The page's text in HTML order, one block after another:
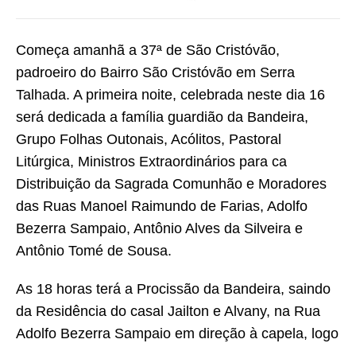
Começa amanhã a 37ª de São Cristóvão,
padroeiro do Bairro São Cristóvão em Serra
Talhada. A primeira noite, celebrada neste dia 16
será dedicada a família guardião da Bandeira,
Grupo Folhas Outonais, Acólitos, Pastoral
Litúrgica, Ministros Extraordinários para ca
Distribuição da Sagrada Comunhão e Moradores
das Ruas Manoel Raimundo de Farias, Adolfo
Bezerra Sampaio, Antônio Alves da Silveira e
Antônio Tomé de Sousa.
As 18 horas terá a Procissão da Bandeira, saindo
da Residência do casal Jailton e Alvany, na Rua
Adolfo Bezerra Sampaio em direção à capela, logo